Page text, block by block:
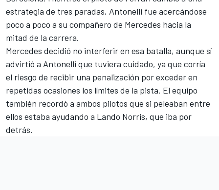
estrategia de tres paradas, Antonelli fue acercándose
poco a poco a su compañero de Mercedes hacia la
mitad de la carrera.
Mercedes decidió no interferir en esa batalla, aunque sí
advirtió a Antonelli que tuviera cuidado, ya que corría
el riesgo de recibir una penalización por exceder en
repetidas ocasiones los límites de la pista. El equipo
también recordó a ambos pilotos que si peleaban entre
ellos estaba ayudando a Lando Norris, que iba por
detrás.